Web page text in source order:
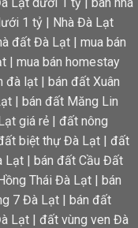
1 tỷ | Nhà Đà Lạt
đất Đà Lạt | mua bán
| mua bán homestay
đà lạt | bán đất Xuân
| bán đất Măng Lin
giá rẻ | đất nông
biệt thự Đà Lạt | đất
Lạt | bán đất Cầu Đất
Thái Đà Lạt | bán
7 Đà Lạt | bán đất
Lạt | đất vùng ven Đà